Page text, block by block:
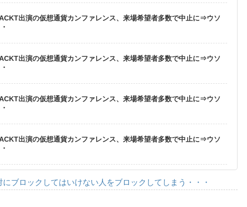
出演の仮想通貨カンファレンス、来場希望者多数で中止に⇒ウソ
出演の仮想通貨カンファレンス、来場希望者多数で中止に⇒ウソ
出演の仮想通貨カンファレンス、来場希望者多数で中止に⇒ウソ
出演の仮想通貨カンファレンス、来場希望者多数で中止に⇒ウソ
ブロックしてはいけない人をブロックしてしまう・・・